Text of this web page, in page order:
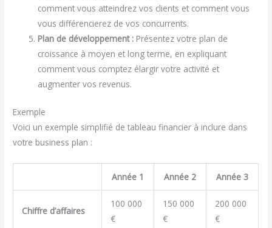
comment vous atteindrez vos clients et comment vous
vous différencierez de vos concurrents.
Plan de développement : Présentez votre plan de
croissance à moyen et long terme, en expliquant
comment vous comptez élargir votre activité et
augmenter vos revenus.
Exemple
Voici un exemple simplifié de tableau financier à inclure dans
votre business plan :
Année 1 Année 2 Année 3
Chiffre d’affaires
100 000
€
150 000
€
200 000
€